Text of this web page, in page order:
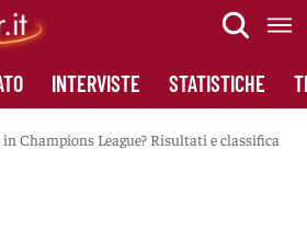
INTERVISTE STATISTICHE
in Champions League? Risultati e classifica